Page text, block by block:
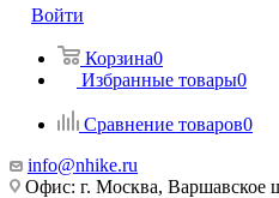
Войти
Корзина0
Избранные товары0
Сравнение товаров0
info@nhike.ru
Офис: г. Москва, Варшавское